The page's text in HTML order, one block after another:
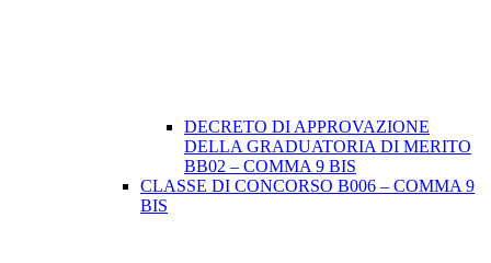
DECRETO DI APPROVAZIONE
DELLA GRADUATORIA DI MERITO
BB02 – COMMA 9 BIS
CLASSE DI CONCORSO B006 – COMMA 9
BIS